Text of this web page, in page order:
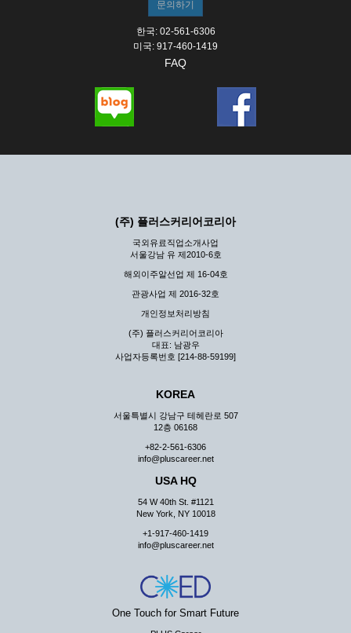
한국: 02-561-6306
미국: 917-460-1419
FAQ
(주) 플러스커리어코리아
국외유료직업소개사업
서울강남 유 제2010-6호
해외이주알선업 제 16-04호
관광사업 제 2016-32호
개인정보처리방침
(주) 플러스커리어코리아
대표: 남광우
사업자등록번호 [214-88-59199]
KOREA
서울특별시 강남구 테헤란로 507
12층 06168
+82-2-561-6306
info@pluscareer.net
USA HQ
54 W 40th St. #1121
New York, NY 10018
+1-917-460-1419
info@pluscareer.net
One Touch for Smart Future